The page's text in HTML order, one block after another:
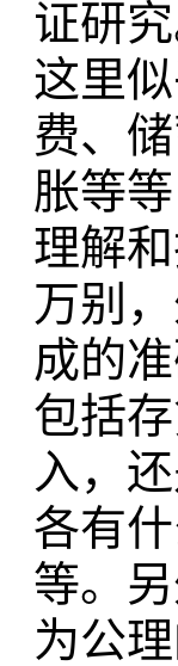
证研
这里
费、
胀等
理解
万别
成的
包括
入，
各有
等。
为公